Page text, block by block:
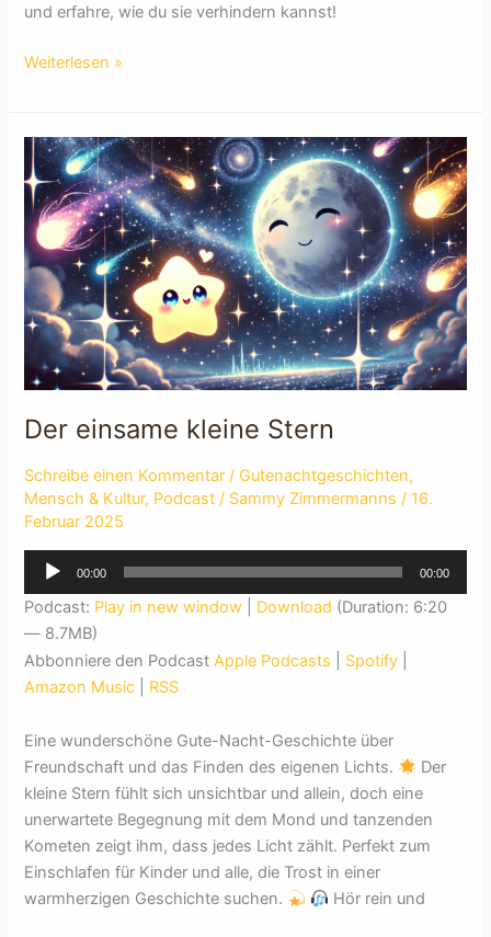
und erfahre, wie du sie verhindern kannst!
Wie
Zahnlöcher?
Weiterlesen »
Der einsame kleine Stern
Schreibe einen Kommentar / Gutenachtgeschichten,
Mensch & Kultur, Podcast / Sammy Zimmermanns/ 16.
Februar 2025
Audio-
00:00 00:00
Podcast: Play in new window Download (Duration: 6:20
— 8.7MB)
Abbonniere den PodcastApple Podcasts Spotify
Amazon Music
RSS
Eine wunderschöne Gute-Nacht-Geschichte über
Freundschaft und das Finden des eigenen Lichts.
Der
kleine Stern fühlt sich unsichtbar und allein, doch eine
unerwartete Begegnung mit dem Mond und tanzenden
Kometen zeigt ihm, dass jedes Licht zählt. Perfekt zum
Einschlafen für Kinder und alle, die Trost in einer
warmherzigen Geschichte suchen.
Hör rein und